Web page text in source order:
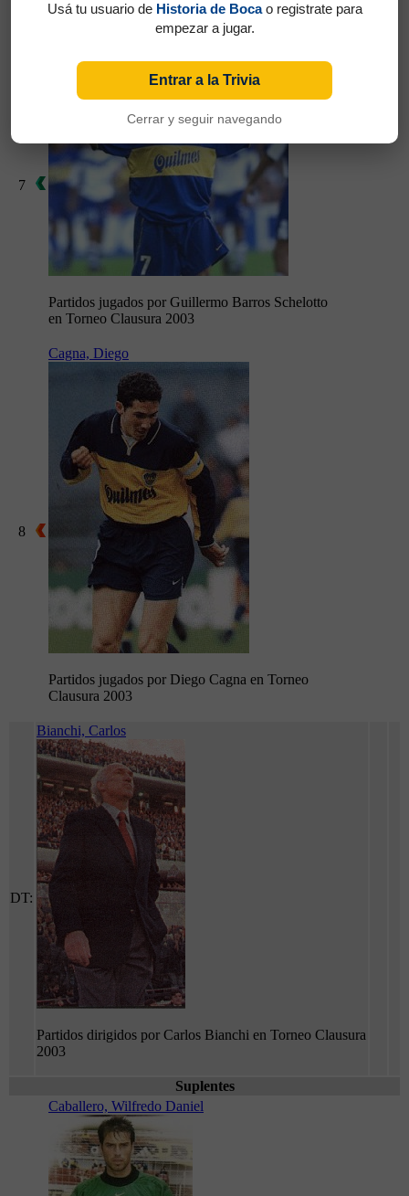
7
Barros Schelotto, Guillermo
Partidos jugados por Guillermo Barros Schelotto
en Torneo Clausura 2003
8
Cagna, Diego
Partidos jugados por Diego Cagna en Torneo
Clausura 2003
DT:
Bianchi, Carlos
Partidos dirigidos por Carlos Bianchi en Torneo Clausura
2003
Suplentes
Caballero, Wilfredo Daniel
Usá tu usuario de Historia de Bocao registrate para
empezar a jugar.
Entrar a la Trivia
Cerrar y seguir navegando